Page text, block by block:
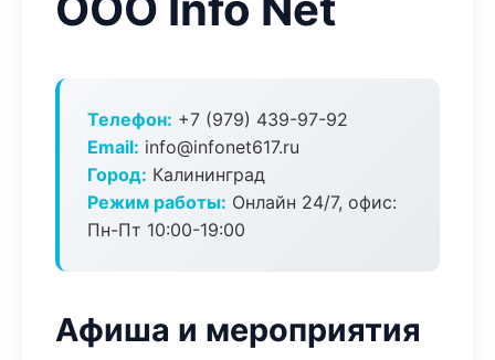
Телефон: +7 (979) 439-97-92
Email: info@infonet617.ru
Город: Калининград
Режим работы: Онлайн 24/7, офис:
Пн-Пт 10:00-19:00
Афиша и мероприятия